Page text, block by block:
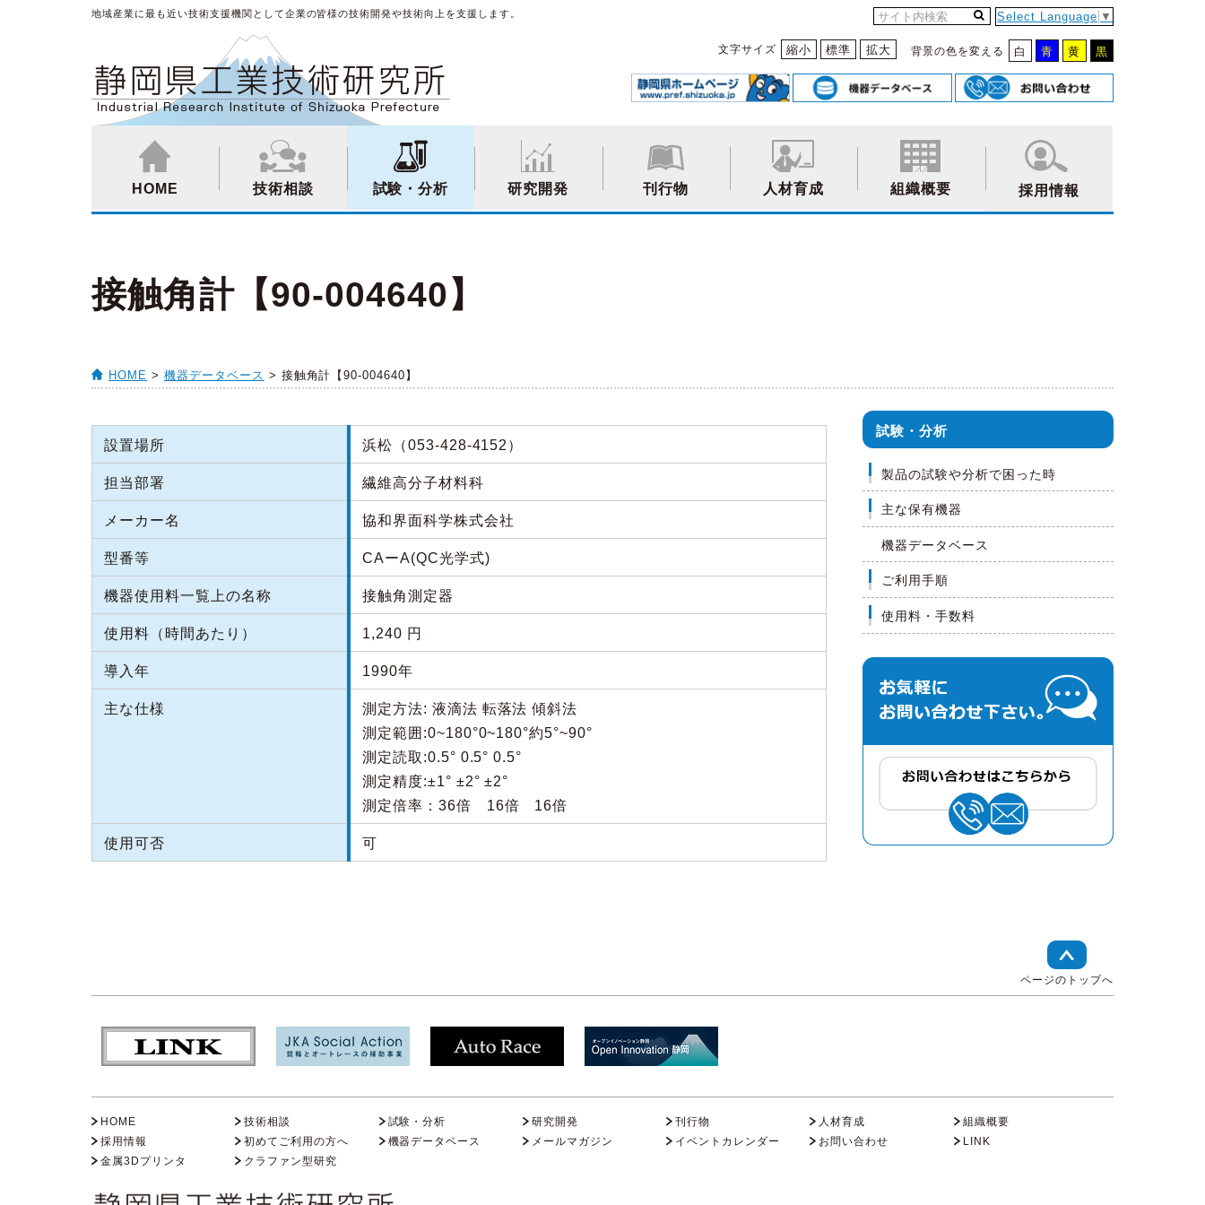
地域産業に最も近い技術支援機関として企業の皆様の技術開発や技術向上を支援します。 Select Language ▼
文字サイズ 縮小 標準 拡大 背景の色を変える 白 青 黄 黒
HOME 技術相談 試験・分析 研究開発 刊行物 人材育成 組織概要 採用情報
接触角計【90-004640】
HOME > 機器データベース > 接触角計【90-004640】
設置場所 浜松（053-428-4152）
担当部署 繊維高分子材料科
メーカー名 協和界面科学株式会社
型番等 CAーA(QC光学式)
機器使用料一覧上の名称 接触角測定器
使用料（時間あたり） 1,240 円
導入年 1990年
主な仕様
測定方法: 液滴法 転落法 傾斜法
測定範囲:0~180°0~180°約5°~90°
測定読取:0.5° 0.5° 0.5°
測定精度:±1° ±2° ±2°
測定倍率：36倍 16倍 16倍
使用可否 可
試験・分析
製品の試験や分析で困った時
主な保有機器
機器データベース
ご利用手順
使用料・手数料
ページのトップへ
HOME 技術相談 試験・分析 研究開発 刊行物 人材育成
組織概要
採用情報
初めてご利用の方へ 機器データベース メールマガジン イベントカレンダー お問い合わせ
LINK
金属3Dプリンタ
クラファン型研究